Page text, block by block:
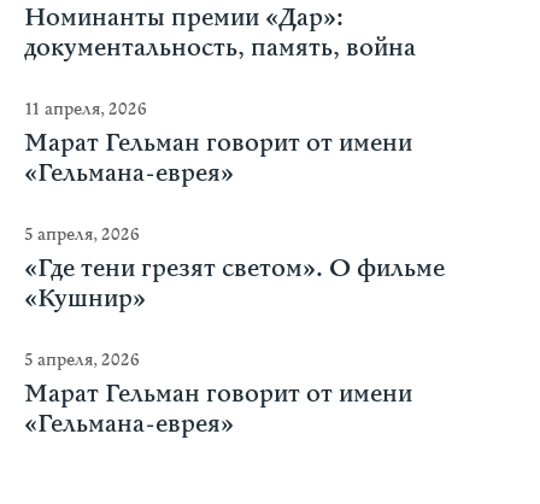
Номинанты премии «Дар»:
документальность, память, война
11 апреля, 2026
Марат Гельман говорит от имени
«Гельмана-еврея»
5 апреля, 2026
«Где тени грезят светом». О фильме
«Кушнир»
5 апреля, 2026
Марат Гельман говорит от имени
«Гельмана-еврея»